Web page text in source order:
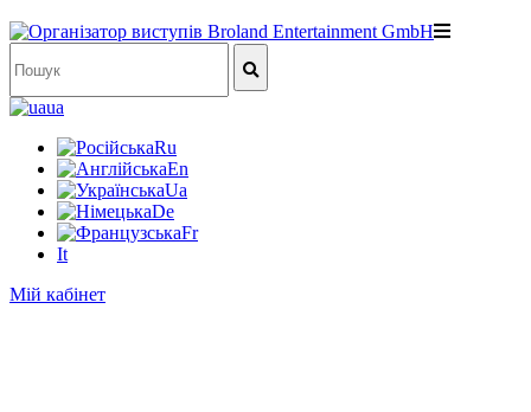
ua
Ru
En
Ua
De
Fr
It
Мій кабінет